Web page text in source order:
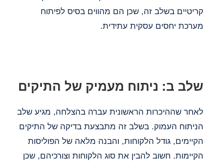
קריטיים בשלב זה, שכן הם מהווים בסיס לפיתוח
מערכת יחסים עסקית עתידית.
שלב ב: ניתוח מעמיק של התיקים
לאחר שההיכרות הראשונית עברה בהצלחה, מגיע שלב
הניתוח העמוק. בשלב זה מתבצעת בדיקה של התיקים
הקיימים, גודל הלקוחות, והבנה מלאה של הפוליסות
הקיימות. חשוב להבין את סוג הלקוחות וצורכיהם, שכן